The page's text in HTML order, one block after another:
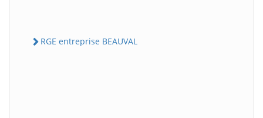
RGE entreprise BEAUVAL